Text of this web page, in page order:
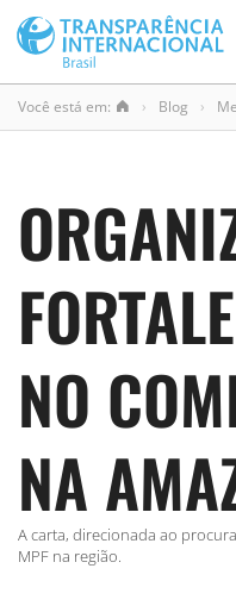
Você está em: › Blog ›
NO
NA
A carta, direcionada ao
MPF na região.